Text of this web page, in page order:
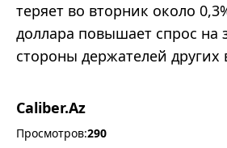
теряет во вторник около
доллара повышает спрос на
стороны держателей других
Caliber.Az
Просмотров:290